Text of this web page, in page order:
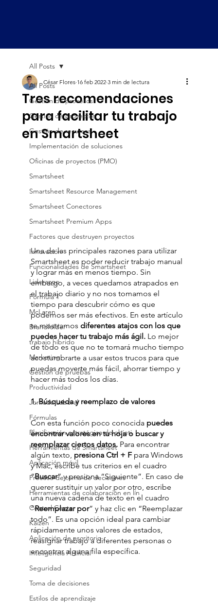
All Posts
Gestión de procesos
Gestión de proyectos
Gestión de recursos
Implementación de soluciones
Oficinas de proyectos (PMO)
Smartsheet
Smartsheet Resource Management
Smartsheet Conectores
Smartsheet Premium Apps
Factores que destruyen proyectos
Innovación
Funcionalidades de Smartsheet
Liderazgo
Fórmula 1
McLaren
Brandfolder
trabajo híbrido
Marketing
Gestión de pruebas
Productividad
Jornada Laboral
Fórmulas
Planificación estratégica de objeti
Herramientas de Smartsheet
Aplicación móvil
Proceso de toma de decisiones
Herramientas de colaboración en lín
Control Center
Kaizen
Aplicación de escritorio
Inteligencia Artificial
Seguridad
Toma de decisiones
Estilos de aprendizaje
All Posts
Tres recomendaciones
para facilitar tu trabajo
en Smartsheet
César Flores 16 feb 2022 3 min de lectura
Una de las principales razones para utilizar
Smartsheet es poder reducir trabajo manual
y lograr más en menos tiempo. Sin
embargo, a veces quedamos atrapados en
el trabajo diario y no nos tomamos el
tiempo para descubrir cómo es que
podemos ser más efectivos. En este artículo
te mostramos diferentes atajos con los que
puedes hacer tu trabajo más ágil. Lo mejor
de todo es que no te tomará mucho tiempo
acostumbrarte a usar estos trucos para que
puedas moverte más fácil, ahorrar tiempo y
hacer más todos los días.
1. Búsqueda y reemplazo de valores
Con esta función poco conocida puedes
encontrar valores en tu hoja o buscar y
reemplazar ciertos datos. Para encontrar
algún texto, presiona Ctrl + F para Windows
y Mac, escribe tus criterios en el cuadro
“Buscar” y presiona “Siguiente”. En caso de
querer sustituir un valor por otro, escribe
una nueva cadena de texto en el cuadro
“Reemplazar por” y haz clic en “Reemplazar
todo”. Es una opción ideal para cambiar
rápidamente unos valores de estados,
reasignar trabajo a diferentes personas o
encontrar alguna fila específica.